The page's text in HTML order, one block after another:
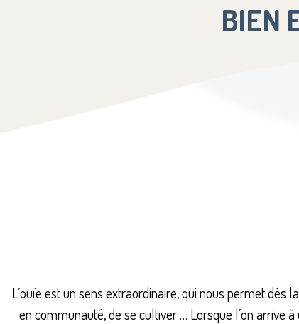
BIEN
L’ouïe est un sens extraordinaire, qui nous permet dès
en communauté, de se cultiver … Lorsque l’on arrive